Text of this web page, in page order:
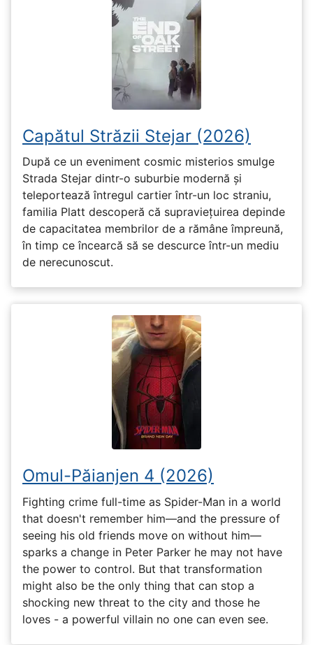
Capătul Străzii Stejar (2026)
După ce un eveniment cosmic misterios smulge
Strada Stejar dintr-o suburbie modernă și
teleportează întregul cartier într-un loc straniu,
familia Platt descoperă că supraviețuirea depinde
de capacitatea membrilor de a rămâne împreună,
în timp ce încearcă să se descurce într-un mediu
de nerecunoscut.
Omul-Păianjen 4 (2026)
Fighting crime full-time as Spider-Man in a world
that doesn't remember him—and the pressure of
seeing his old friends move on without him—
sparks a change in Peter Parker he may not have
the power to control. But that transformation
might also be the only thing that can stop a
shocking new threat to the city and those he
loves - a powerful villain no one can even see.